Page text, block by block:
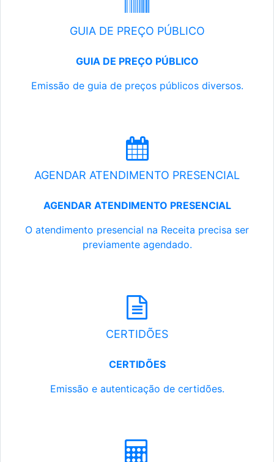
GUIA DE PREÇO PÚBLICO
GUIA DE PREÇO PÚBLICO
Emissão de guia de preços públicos diversos.
AGENDAR ATENDIMENTO PRESENCIAL
AGENDAR ATENDIMENTO PRESENCIAL
O atendimento presencial na Receita precisa ser
previamente agendado.
CERTIDÕES
CERTIDÕES
Emissão e autenticação de certidões.